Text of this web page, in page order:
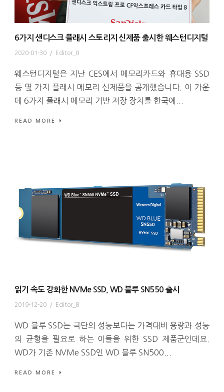
6가지 샌디스크 플래시 스토리지 신제품 출시한 웨스턴디지털
2020-01-30 / Editor_B
웨스턴디지털은 지난 CES에서 메모리카드와 휴대용 SSD
등 몇 가지 플래시 메모리 신제품을 공개했습니다. 이 가운
데 6가지 플래시 메모리 기반 저장 장치를 한국에...
READ MORE
읽기 속도 강화한 NVMe SSD, WD 블루 SN550 출시
2019-12-20 / Editor_B
WD 블루 SSD는 극단의 성능보다는 가격대비 용량과 성능
의 균형을 필요로 하는 이들을 위한 SSD 제품군인데요.
WD가 기존 NVMe SSD인 WD 블루 SN500...
READ MORE